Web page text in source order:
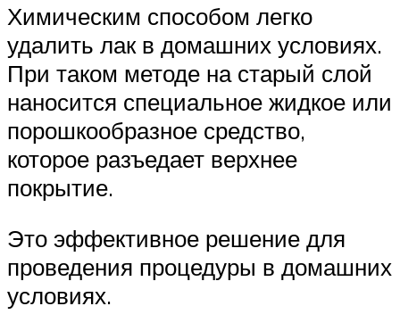
Химическим способом легко
удалить лак в домашних условиях.
При таком методе на старый слой
наносится специальное жидкое или
порошкообразное средство,
которое разъедает верхнее
покрытие.
Это эффективное решение для
проведения процедуры в домашних
условиях.